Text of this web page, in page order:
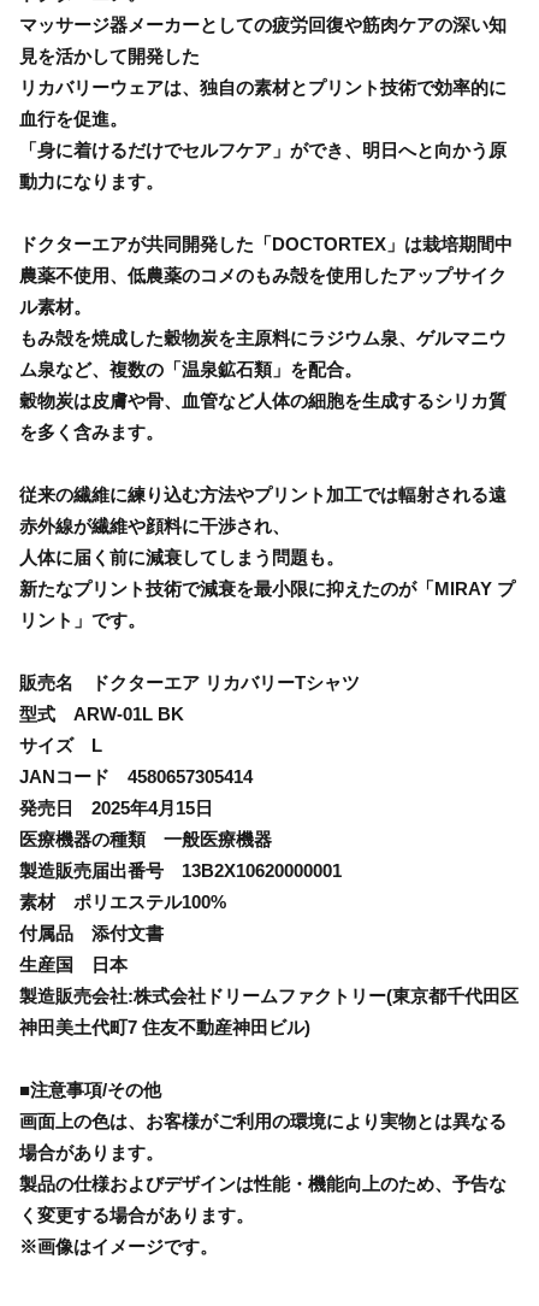
マッサージ器メーカーとしての疲労回復や筋肉ケアの深い知
見を活かして開発した
リカバリーウェアは、独自の素材とプリント技術で効率的に
血行を促進。
「身に着けるだけでセルフケア」ができ、明日へと向かう原
動力になります。
ドクターエアが共同開発した「DOCTORTEX」は栽培期間中
農薬不使用、低農薬のコメのもみ殻を使用したアップサイク
ル素材。
もみ殻を焼成した穀物炭を主原料にラジウム泉、ゲルマニウ
ム泉など、複数の「温泉鉱石類」を配合。
穀物炭は皮膚や骨、血管など人体の細胞を生成するシリカ質
を多く含みます。
従来の繊維に練り込む方法やプリント加工では輻射される遠
赤外線が繊維や顔料に干渉され、
人体に届く前に減衰してしまう問題も。
新たなプリント技術で減衰を最小限に抑えたのが「MIRAY プ
リント」です。
販売名 ドクターエア リカバリーTシャツ
型式 ARW-01L BK
サイズ L
JANコード 4580657305414
発売日 2025年4月15日
医療機器の種類 一般医療機器
製造販売届出番号 13B2X10620000001
素材 ポリエステル100%
付属品 添付文書
生産国 日本
製造販売会社:株式会社ドリームファクトリー(東京都千代田区
神田美土代町7 住友不動産神田ビル)
■注意事項/その他
画面上の色は、お客様がご利用の環境により実物とは異なる
場合があります。
製品の仕様およびデザインは性能・機能向上のため、予告な
く変更する場合があります。
※画像はイメージです。